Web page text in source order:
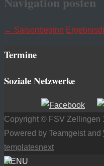
← Saisonbeginn
Termine
Soziale Netzwerke
Copyright © FSV Zellingen
Powered by Teamgeist and
templatesnext
MENU